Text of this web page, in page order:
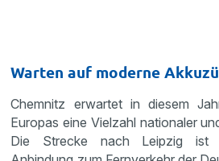
Warten auf moderne
Chemnitz erwartet in diesem
Europas eine Vielzahl nationaler
Die Strecke nach Leipzig ist